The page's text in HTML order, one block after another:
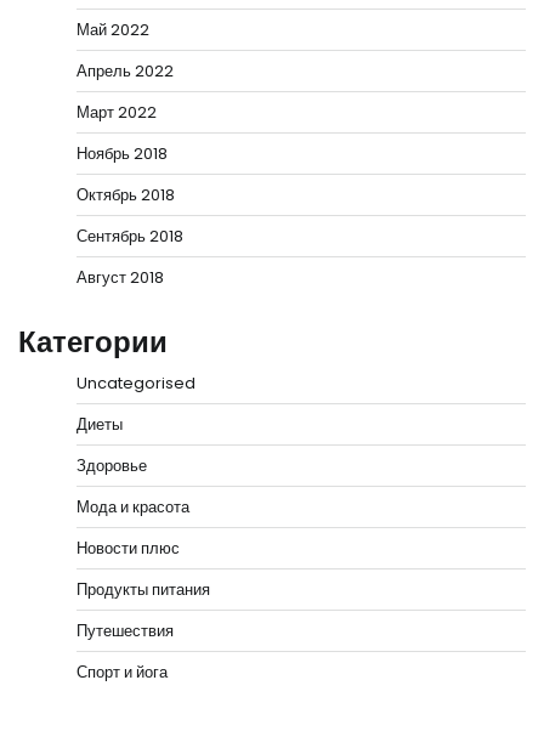
Май 2022
Апрель 2022
Март 2022
Ноябрь 2018
Октябрь 2018
Сентябрь 2018
Август 2018
Категории
Uncategorised
Диеты
Здоровье
Мода и красота
Новости плюс
Продукты питания
Путешествия
Спорт и йога